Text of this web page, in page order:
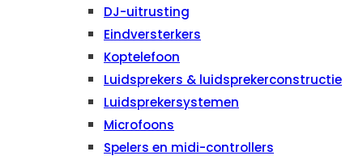
DJ-uitrusting
Eindversterkers
Koptelefoon
Luidsprekers & luidsprekerconstructie
Luidsprekersystemen
Microfoons
Spelers en midi-controllers